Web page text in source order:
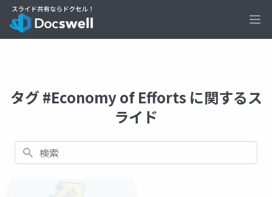
タグ #Economy of Efforts に関するス
ライド
検索